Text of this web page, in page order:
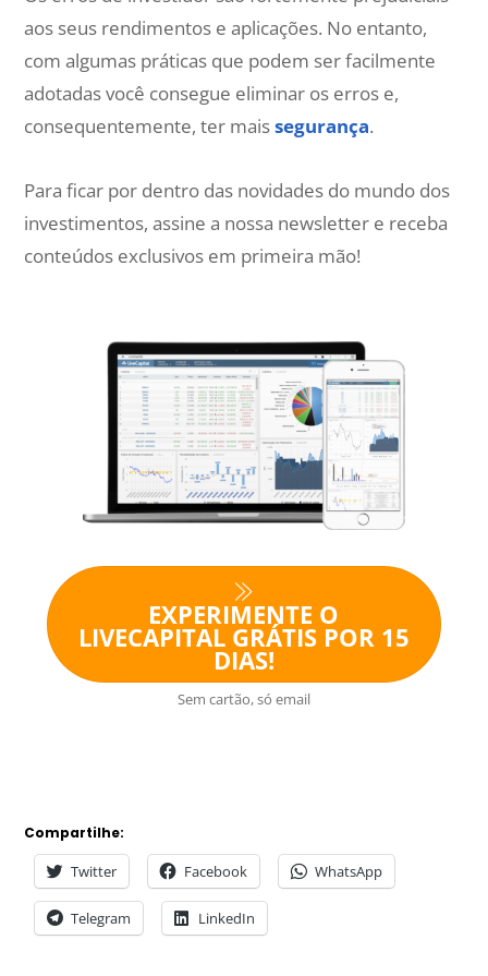
aos seus rendimentos e aplicações. No entanto,
com algumas práticas que podem ser facilmente
adotadas você consegue eliminar os erros e,
consequentemente, ter maissegurança.
Para ficar por dentro das novidades do mundo dos
investimentos, assine a nossa newsletter e receba
conteúdos exclusivos em primeira mão!
EXPERIMENTE O
LIVECAPITAL GRÁTIS POR 15
DIAS!
Sem cartão, só email
Compartilhe:
Twitter Facebook WhatsApp
Telegram LinkedIn